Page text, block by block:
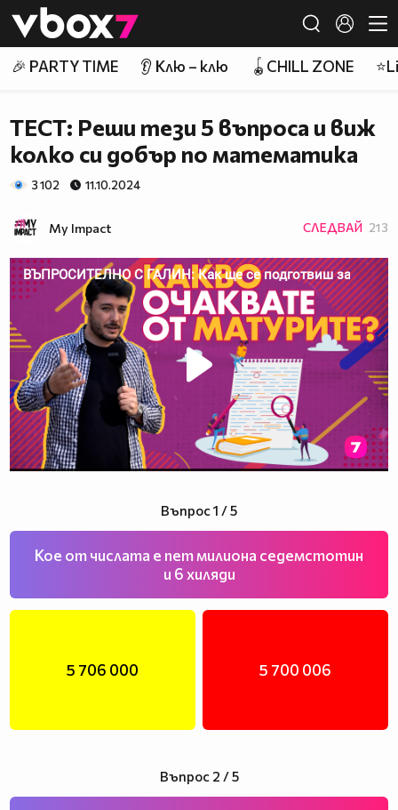
👾
🎉 PARTY TIME 👂 Клю – клю 🪀CHILL ZONE
ТЕСТ: Реши тези 5 въпроса и виж
колко си добър по математика
3 102 11.10.2024
My Impact СЛЕДВАЙ 213
Въпрос 1 / 5
Кое от числата е пет милиона седемстотин
и 6 хиляди
5 706 000 5 700 006
Въпрос 2 / 5